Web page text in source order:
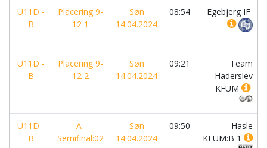
U11D -
B
Placering 9-
12 1
Søn
14.04.2024
08:54 Egebjerg IF
U11D -
B
Placering 9-
12 2
Søn
14.04.2024
09:21
Team
Haderslev
KFUM
U11D -
B
A-
Semifinal:02
Søn
14.04.2024
09:50
Hasle
KFUM:B 1